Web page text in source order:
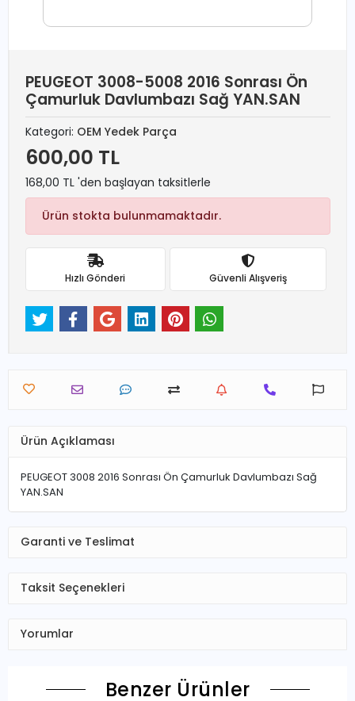
PEUGEOT 3008-5008 2016 Sonrası Ön
Çamurluk Davlumbazı Sağ YAN.SAN
Kategori: OEM Yedek Parça
600,00 TL
168,00 TL 'den başlayan taksitlerle
Ürün stokta bulunmamaktadır.
Hızlı Gönderi Güvenli Alışveriş
Ürün Açıklaması
PEUGEOT 3008 2016 Sonrası Ön Çamurluk Davlumbazı Sağ
YAN.SAN
Garanti ve Teslimat
Taksit Seçenekleri
Yorumlar
Benzer Ürünler